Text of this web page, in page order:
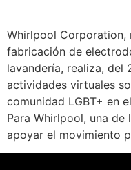
Whirlpool Corporation,
fabricación de
lavandería, realiza, del
actividades virtuales
comunidad LGBT+ en
Para Whirlpool, una
apoyar el movimiento